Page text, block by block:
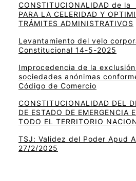
CONSTITUCIONALIDAD de la
PARA LA CELERIDAD Y
TRÁMITES ADMINISTRATIVOS
Levantamiento del velo
Constitucional 14-5-2025
Improcedencia de la
sociedades anónimas
Código de Comercio
CONSTITUCIONALIDAD DEL
DE ESTADO DE EMERGENCIA
TODO EL TERRITORIO
TSJ: Validez del Poder Apud
27/2/2025